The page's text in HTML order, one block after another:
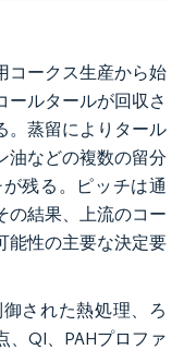
コークス生産から始
ールタールが回収さ
。蒸留によりタール
油などの複数の留分
残る。ピッチは通
の結果、上流のコー
能性の主要な決定要
された熱処理、ろ
、QI、PAHプロファ